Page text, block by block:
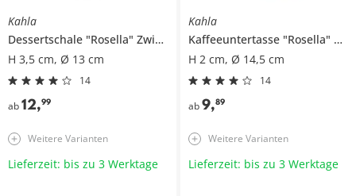
Kahla
Dessertschale "Rosella" Zwiebelmuster
H 3,5 cm, Ø 13 cm
14
ab12,99
Weitere Varianten
Lieferzeit: bis zu 3 Werktage
Kahla
Kaffeeuntertasse "Rosella" Zwiebelmuster
H 2 cm, Ø 14,5 cm
14
ab 9,89
Weitere Varianten
Lieferzeit: bis zu 3 Werktage